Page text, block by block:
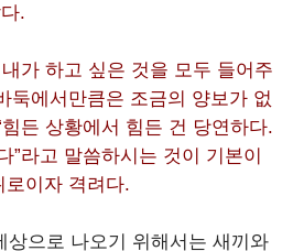
.
가 하고 싶은 것을 모두 들어주
둑에서만큼은 조금의 양보가 없
든 상황에서 힘든 건 당연하다.
”라고 말씀하시는 것이 기본이
이자 격려다.
상으로 나오기 위해서는 새끼와